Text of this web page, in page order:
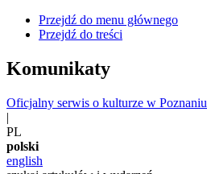
Przejdź do menu głównego
Przejdź do treści
Komunikaty
Oficjalny serwis o kulturze w Poznaniu
|
PL
polski
english